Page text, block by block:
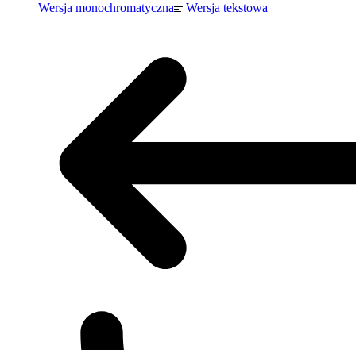
Wersja monochromatyczna Wersja tekstowa